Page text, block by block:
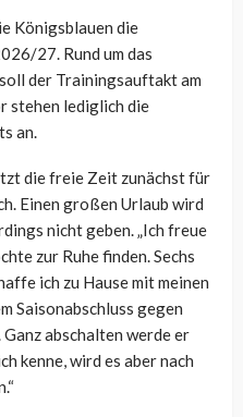
Königsblauen die
27. Rund um das
der Trainingsauftakt am
stehen lediglich die
an.
die freie Zeit zunächst für
Einen großen Urlaub wird
nicht geben. „Ich freue
zur Ruhe finden. Sechs
ich zu Hause mit meinen
Saisonabschluss gegen
abschalten werde er
kenne, wird es aber nach